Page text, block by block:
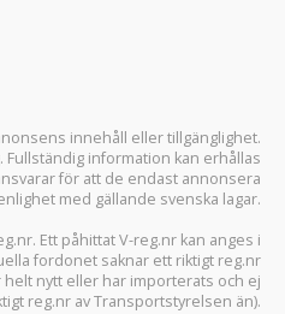
innehåll eller tillgänglighet.
information kan erhållas
för att de endast annonsera
med gällande svenska lagar.
Ett påhittat V-reg.nr kan anges i
fordonet saknar ett riktigt reg.nr
nytt eller har importerats och ej
reg.nr av Transportstyrelsen än).